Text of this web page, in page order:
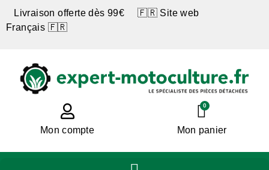
Livraison offerte dès 99€ 🇫🇷 Site web
Français 🇫🇷
Mon compte
0
Mon panier